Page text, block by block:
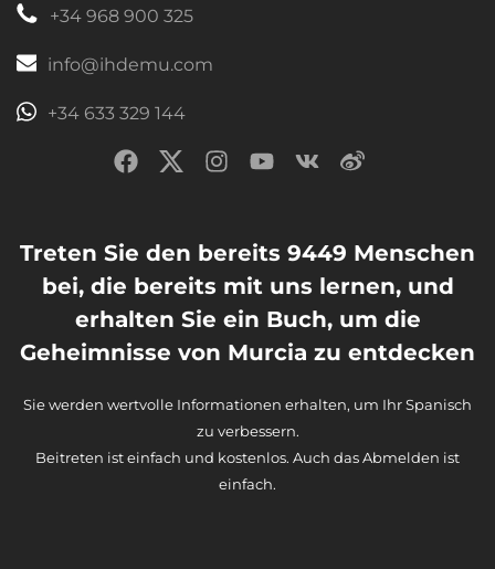
+34 968 900 325
info@ihdemu.com
+34 633 329 144
Treten Sie den bereits 9449 Menschen
bei, die bereits mit uns lernen, und
erhalten Sie ein Buch, um die
Geheimnisse von Murcia zu entdecken
Sie werden wertvolle Informationen erhalten, um Ihr Spanisch
zu verbessern.
Beitreten ist einfach und kostenlos. Auch das Abmelden ist
einfach.